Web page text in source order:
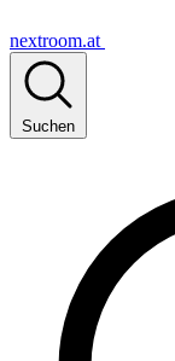
nextroom.at
Suchen